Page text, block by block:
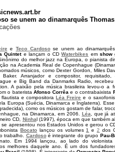
se unem ao dinamarquês
e Teco Cardosose unem ao dinamarquês
Quintete lançam o CDWaterbikes em show
do melhor jazz na Europa, o pianista
na Academia Real de Copenhague
músicos, como Dexter Gordon, Miles
Arranjador e compositor,
e Big Band da Danmarks Radio,
A paixão pela música brasileira levou-o a
o bateristaAfonso Corrêa e o contrabaixista
e compositoraLéa Freire e o
Europa (Suécia, Dinamarca e Inglaterra).
como os músicos gostam de falar,
na Dinamarca, em 2006. Léa , que já
CD, Ninhal (1997), época em que também
se apresentou nos Estados Unidos e gerou o
Bocato lançou os volumes1 e2 dos
trabalho. Cardosoé integrante do grupo Pau-
Em 1994 lançou, ao lado do violonista
melhores daquele ano. É um dos